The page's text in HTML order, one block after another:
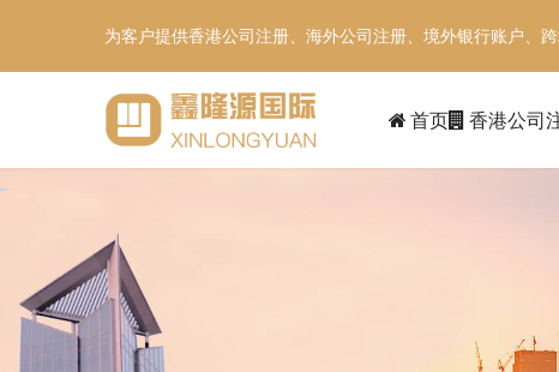
为客户提供香港公司注册、海外公司注册、境外银行账户、
首页 香港公司